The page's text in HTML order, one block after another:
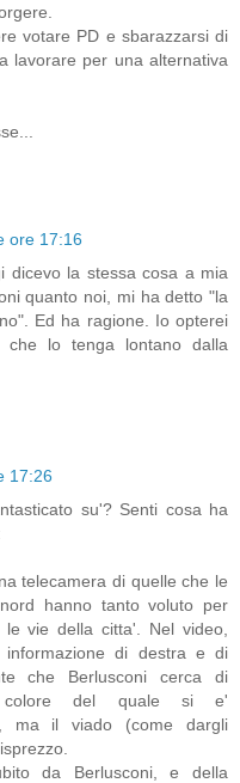
votare PD e sbarazzarsi di
lavorare per una alternativa
ore 17:16
dicevo la stessa cosa a mia
quanto noi, mi ha detto "la
Ed ha ragione. Io opterei
che lo tenga lontano dalla
17:26
su'? Senti cosa ha
telecamera di quelle che le
hanno tanto voluto per
vie della citta'. Nel video,
di destra e di
che Berlusconi cerca di
del quale si e'
ma il viado (come dargli
da Berlusconi, e della